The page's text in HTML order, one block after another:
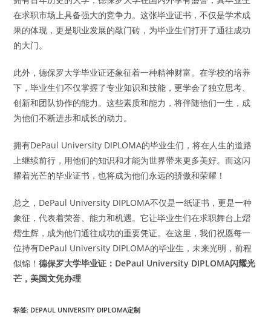
在求职市场上具备强大的竞争力。这张毕业证书，不仅是学术成
果的体现，更是职业发展的敲门砖，为毕业生们打开了通往成功
的大门。
此外，德保罗大学毕业证还象征着一种精神财富。在学校的培养
下，毕业生们不仅掌握了专业知识和技能，更学会了独立思考、
创新和团队协作的能力。这些素质和能力，将伴随他们一生，成
为他们不断进步和成长的动力。
拥有DePaul University DIPLOMA的毕业生们，将在人生的道路
上继续前行，用他们的知识和才能为世界带来更多美好。而这闪
耀着光芒的毕业证书，也将成为他们永远的骄傲和荣耀！
总之，DePaul University DIPLOMA不仅是一纸证书，更是一种
象征，代表着荣誉、能力和机遇。它让毕业生们在求职舞台上熠
熠生辉，成为他们通往成功的重要凭证。在这里，我们祝愿每一
位持有DePaul University DIPLOMA的毕业生，未来光明，前程
似锦！德保罗大学毕业证：DePaul University DIPLOMA闪耀光
芒，美国文凭办理
标签: DEPAUL UNIVERSITY DIPLOMA定制